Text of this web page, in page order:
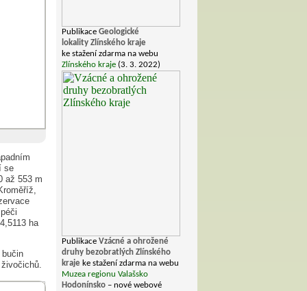
se
až 553 m
ha
Publikace Geologické
lokality Zlínského kraje
ke stažení zdarma na webu
Zlínského kraje (3. 3. 2022)
Publikace Vzácné a ohrožené
druhy bezobratlých Zlínského
kraje ke stažení zdarma na webu
Muzea regionu Valašsko
Hodonínsko – nové webové